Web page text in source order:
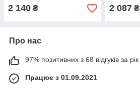
2 140 ₴ 2 087₴
Про нас
97% позитивних з 68 відгуків за рік
Працює з 01.09.2021